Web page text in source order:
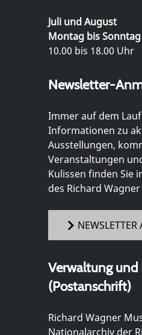
Juli und August
Montag bis Sonntag
10.00 bis 18.00 Uhr
Newsletter-
Immer auf dem
Informationen zu
Ausstellungen,
Veranstaltungen
Kulissen finden Sie
des Richard
Verwaltung
(Postanschrift)
Richard Wagner
Nationalarchiv der